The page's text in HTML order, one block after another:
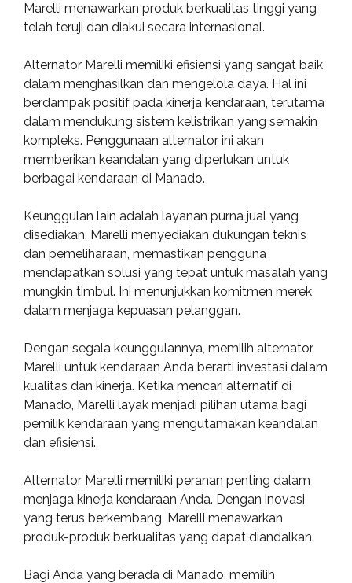
Marelli menawarkan produk berkualitas tinggi yang
telah teruji dan diakui secara internasional.
Alternator Marelli memiliki efisiensi yang sangat baik
dalam menghasilkan dan mengelola daya. Hal ini
berdampak positif pada kinerja kendaraan, terutama
dalam mendukung sistem kelistrikan yang semakin
kompleks. Penggunaan alternator ini akan
memberikan keandalan yang diperlukan untuk
berbagai kendaraan di Manado.
Keunggulan lain adalah layanan purna jual yang
disediakan. Marelli menyediakan dukungan teknis
dan pemeliharaan, memastikan pengguna
mendapatkan solusi yang tepat untuk masalah yang
mungkin timbul. Ini menunjukkan komitmen merek
dalam menjaga kepuasan pelanggan.
Dengan segala keunggulannya, memilih alternator
Marelli untuk kendaraan Anda berarti investasi dalam
kualitas dan kinerja. Ketika mencari alternatif di
Manado, Marelli layak menjadi pilihan utama bagi
pemilik kendaraan yang mengutamakan keandalan
dan efisiensi.
Alternator Marelli memiliki peranan penting dalam
menjaga kinerja kendaraan Anda. Dengan inovasi
yang terus berkembang, Marelli menawarkan
produk-produk berkualitas yang dapat diandalkan.
Bagi Anda yang berada di Manado, memilih